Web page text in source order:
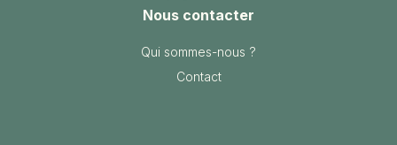
Nous contacter
Qui sommes-nous ?
Contact